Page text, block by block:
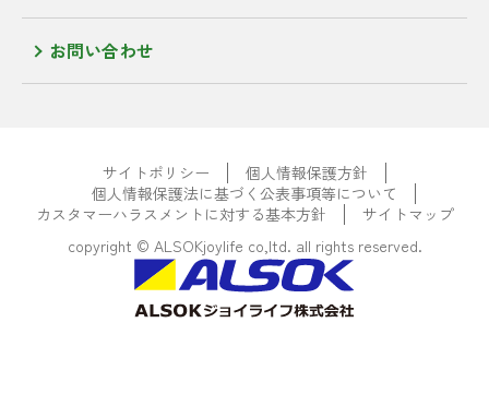
お問い合わせ
サイトポリシー
個人情報保護方針
個人情報保護法に基づく公表事項等について
カスタマーハラスメントに対する基本方針
サイトマップ
copyright © ALSOKjoylife co,ltd. all rights reserved.